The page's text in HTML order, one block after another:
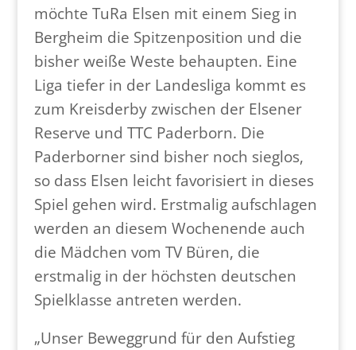
möchte TuRa Elsen mit einem Sieg in
Bergheim die Spitzenposition und die
bisher weiße Weste behaupten. Eine
Liga tiefer in der Landesliga kommt es
zum Kreisderby zwischen der Elsener
Reserve und TTC Paderborn. Die
Paderborner sind bisher noch sieglos,
so dass Elsen leicht favorisiert in dieses
Spiel gehen wird. Erstmalig aufschlagen
werden an diesem Wochenende auch
die Mädchen vom TV Büren, die
erstmalig in der höchsten deutschen
Spielklasse antreten werden.
„Unser Beweggrund für den Aufstieg